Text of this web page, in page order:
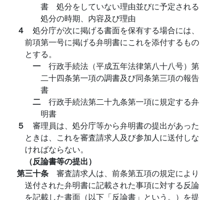
書 処分をしていない理由並びに予定される
処分の時期、内容及び理由
４ 処分庁が次に掲げる書面を保有する場合には、
前項第一号に掲げる弁明書にこれを添付するもの
とする。
一 行政手続法（平成五年法律第八十八号）第
二十四条第一項の調書及び同条第三項の報告
書
二 行政手続法第二十九条第一項に規定する弁
明書
５ 審理員は、処分庁等から弁明書の提出があった
ときは、これを審査請求人及び参加人に送付しな
ければならない。
（反論書等の提出）
第三十条 審査請求人は、前条第五項の規定により
送付された弁明書に記載された事項に対する反論
を記載した書面（以下「反論書」という。）を提